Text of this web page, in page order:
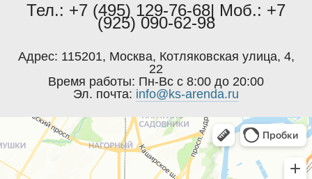
Тел.: +7 (495) 129-76-68| Моб.: +7
(925) 090-62-98
Адрес: 115201, Москва, Котляковская улица, 4,
22
Время работы: Пн-Вс с 8:00 до 20:00
Эл. почта: info@ks-arenda.ru